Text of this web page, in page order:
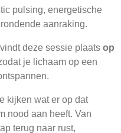
pulsing, energetische
aanraking.
deze sessie plaats op
je lichaam op een
kijken wat er op dat
nood aan heeft. Van
terug naar rust,